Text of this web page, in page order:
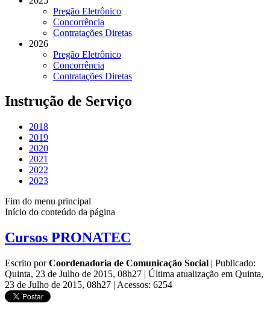
Pregão Eletrônico
Concorrência
Contratações Diretas
2026
Pregão Eletrônico
Concorrência
Contratações Diretas
Instrução de Serviço
2018
2019
2020
2021
2022
2023
Fim do menu principal
Início do conteúdo da página
Cursos PRONATEC
Escrito porCoordenadoria de Comunicação Social | Publicado:
Quinta, 23 de Julho de 2015, 08h27 | Última atualização em Quinta,
23 de Julho de 2015, 08h27 | Acessos: 6254